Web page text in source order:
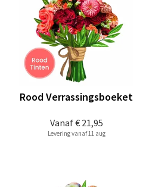
Vanaf€ 21,95
Rood Verrassingsboeket
Levering vanaf 11 aug